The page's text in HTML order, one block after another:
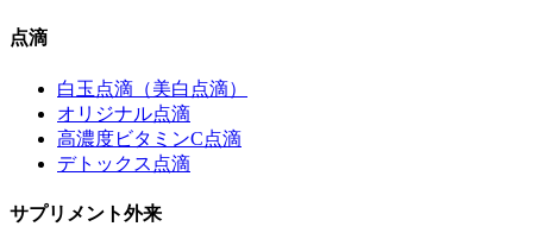
点滴
白玉点滴（美白点滴）
オリジナル点滴
高濃度ビタミンC点滴
デトックス点滴
サプリメント外来